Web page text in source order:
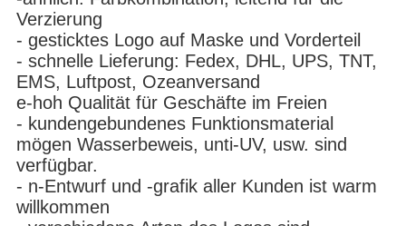
Verzierung
- gesticktes Logo auf Maske und Vorderteil
- schnelle Lieferung: Fedex, DHL, UPS, TNT,
EMS, Luftpost, Ozeanversand
e-hoh Qualität für Geschäfte im Freien
- kundengebundenes Funktionsmaterial
mögen Wasserbeweis, unti-UV, usw. sind
verfügbar.
- n-Entwurf und -grafik aller Kunden ist warm
willkommen